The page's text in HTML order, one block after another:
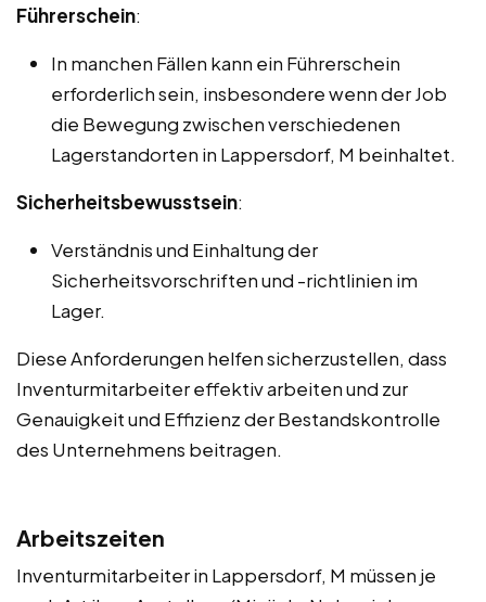
Führerschein:
In manchen Fällen kann ein Führerschein
erforderlich sein, insbesondere wenn der Job
die Bewegung zwischen verschiedenen
Lagerstandorten in Lappersdorf, M beinhaltet.
Sicherheitsbewusstsein:
Verständnis und Einhaltung der
Sicherheitsvorschriften und -richtlinien im
Lager.
Diese Anforderungen helfen sicherzustellen, dass
Inventurmitarbeiter effektiv arbeiten und zur
Genauigkeit und Effizienz der Bestandskontrolle
des Unternehmens beitragen.
Arbeitszeiten
Inventurmitarbeiter in Lappersdorf, M müssen je